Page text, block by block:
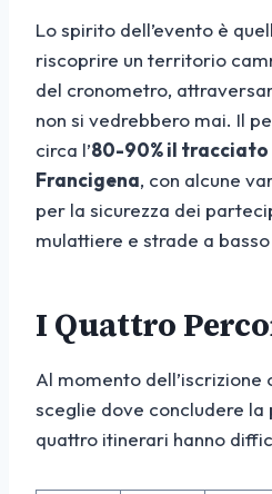
Lo spirito dell’evento è
riscoprire un territorio
del cronometro,
non si vedrebbero mai. Il
circa l’80-90% il
Francigena, con alcune
per la sicurezza dei
mulattiere e strade a
I Quattro
Al momento
sceglie dove concludere
quattro itinerari hanno